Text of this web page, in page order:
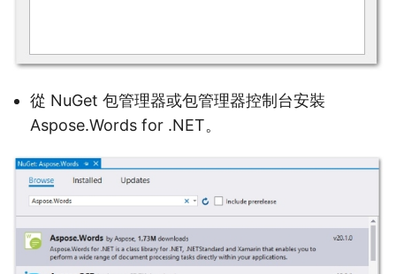
從 NuGet 包管理器或包管理器控制台安裝
Aspose.Words for .NET。